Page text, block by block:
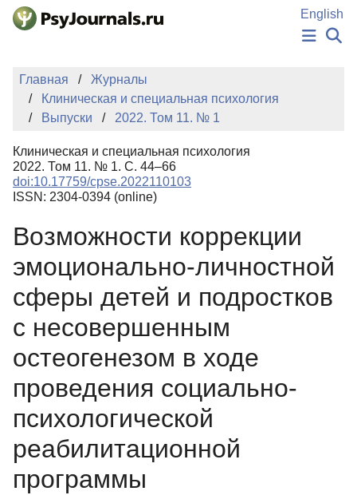
Перейти к основному содержанию
English
НОВОСТИ
АВТОРЫ
КЛЮЧЕВЫЕ СЛОВА
Регистрация
Главная
Журналы
Клиническая и специальная психология
Выпуски
2022. Том 11. № 1
Клиническая и специальная психология
2022. Том 11. № 1. С. 44–66
doi:10.17759/cpse.2022110103
ISSN: 2304-0394 (online)
Возможности коррекции
эмоционально-личностной
сферы детей и подростков
с несовершенным
остеогенезом в ходе
проведения социально-
психологической
реабилитационной
программы